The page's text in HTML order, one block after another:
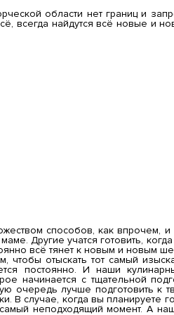
области нет границ и
всегда найдутся всё новые и
способов, как впрочем, и
Другие учатся готовить,
всё тянет к новым и новым
отыскать тот самый
постоянно. И наши
начинается с тщательной
очередь лучше подготовить к
В случае, когда вы планируете
неподходящий момент. А